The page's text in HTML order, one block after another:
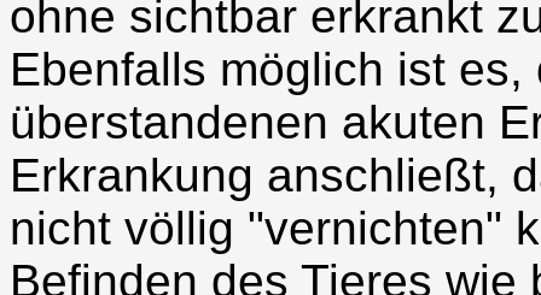
ohne sichtbar erkrankt
Ebenfalls möglich ist
überstandenen akuten
Erkrankung anschließt,
nicht völlig "vernichten"
Befinden des Tieres